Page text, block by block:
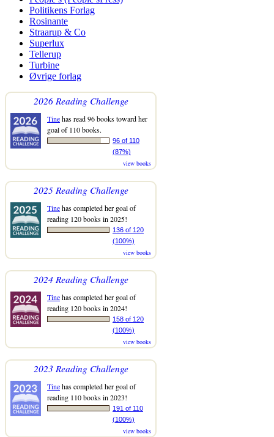
Politikens Forlag
Rosinante
Straarup & Co
Superlux
Tellerup
Turbine
Øvrige forlag
2026 Reading Challenge
Tinehas read 96 books toward her
goal of 110 books.
96 of 110
(87%)
view books
2025 Reading Challenge
Tinehas completed her goal of
reading 120 books in 2025!
136 of 120
(100%)
view books
2024 Reading Challenge
Tinehas completed her goal of
reading 120 books in 2024!
158 of 120
(100%)
view books
2023 Reading Challenge
Tinehas completed her goal of
reading 110 books in 2023!
191 of 110
(100%)
view books